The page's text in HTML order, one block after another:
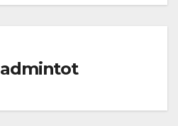
admintot